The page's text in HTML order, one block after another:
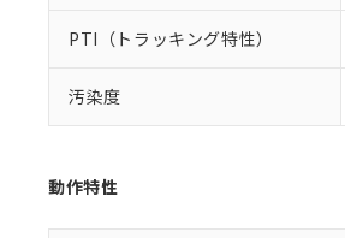
PTI（トラッキング特性）
汚染度
動作特性